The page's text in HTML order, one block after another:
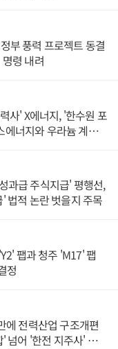
부 풍력 프로젝트 동결
령 내려
사' X에너지, '한수원 포
에너지와 우라늄 계약
과급 주식지급' 평행선,
법적 논란 벗을지 주목
팹과 청주 'M17' 팹
정
에 전력산업 구조개편
어 '한전 지주사' 재편